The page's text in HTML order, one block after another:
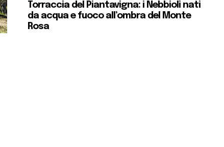
Torraccia del Piantavigna: i Nebbioli nati
da acqua e fuoco all’ombra del Monte
Rosa